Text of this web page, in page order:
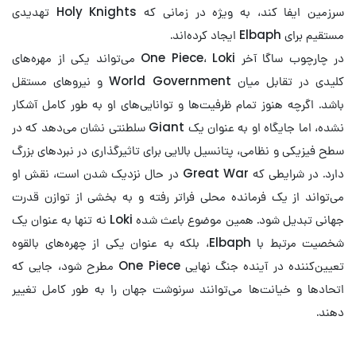
سرزمین ایفا کند، به ویژه در زمانی که Holy Knights تهدیدی
مستقیم برای Elbaph ایجاد کرده‌اند.
در چارچوب ساگا آخر One Piece، Loki می‌تواند یکی از مهره‌های
کلیدی در تقابل میان World Government و نیروهای مستقل
باشد. اگرچه هنوز تمام ظرفیت‌ها و توانایی‌های او به طور کامل آشکار
نشده، اما جایگاه او به عنوان یک Giant سلطنتی نشان می‌دهد که در
سطح فیزیکی و نظامی، پتانسیل بالایی برای تاثیرگذاری در نبردهای بزرگ
دارد. در شرایطی که Great War در حال نزدیک شدن است، نقش او
می‌تواند از یک فرمانده محلی فراتر رفته و به بخشی از توازن قدرت
جهانی تبدیل شود. همین موضوع باعث شده Loki نه تنها به عنوان یک
شخصیت مرتبط با Elbaph، بلکه به عنوان یکی از چهره‌های بالقوه
تعیین‌کننده در آینده جنگ نهایی One Piece مطرح شود، جایی که
اتحادها و خیانت‌ها می‌توانند سرنوشت جهان را به طور کامل تغییر
دهند.